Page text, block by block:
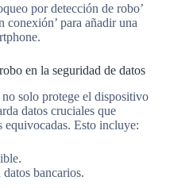
por detección de robo’
para añadir una
en la seguridad de datos
solo protege el dispositivo
datos cruciales que
equivocadas. Esto incluye:
bancarios.